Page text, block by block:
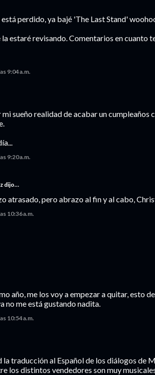
perdido, ya bajé 'The Last Stand'
estaré revisando. Comentarios en cuanto
9:04 a.m.
mi sueño realidad de acabar un cumpleaños
9:20 a.m.
dijo…
atrasado, pero abrazo al fin y al cabo,
10:36 a.m.
año, me los voy a empezar a quitar, esto
no me está gustando nadita.
10:54 a.m.
traducción al Español de los diálogos de
los distintos vendedores son muy